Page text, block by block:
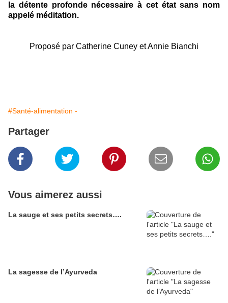
la détente profonde nécessaire à cet état sans nom
appelé méditation.
Proposé par Catherine Cuney et Annie Bianchi
#Santé-alimentation -
Partager
Vous aimerez aussi
La sauge et ses petits secrets….
La sagesse de l’Ayurveda